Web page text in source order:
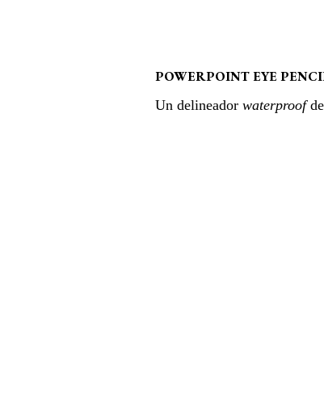
POWERPOINT EYE
Un delineador waterproofde